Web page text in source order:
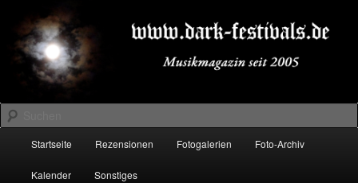
primären
Inhalt
springen
sekundären
Inhalt
springenDARK-FESTIVALS.DE
Suchen
Startseite Rezensionen Fotogalerien Foto-Archiv
Kalender Sonstiges